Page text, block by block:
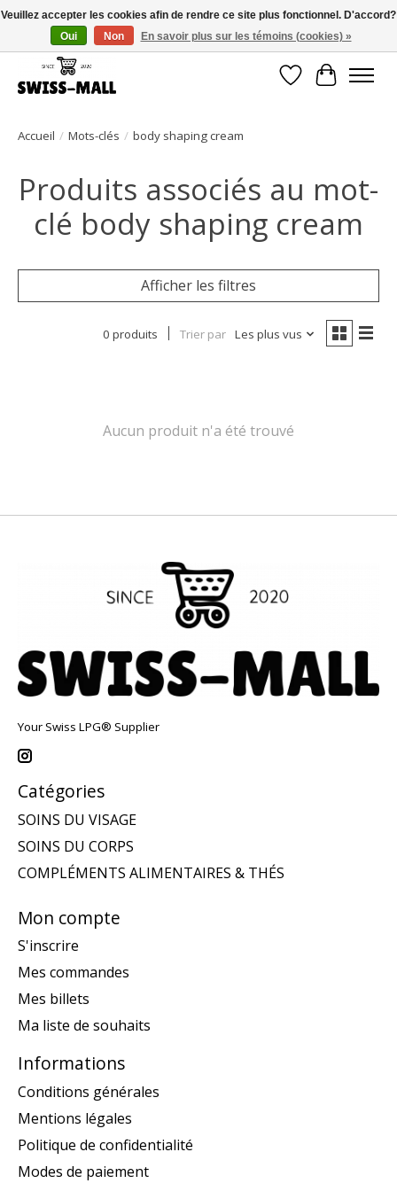
Livraison gratuite dès CHF 250 – livrée avec soin et fiabilité
Liste dePanier
Accueil / Mots-clés / body shaping cream
Produits associés au mot-
clé body shaping cream
Afficher les filtres
0 produits Trier par Les plus vus
Aucun produit n'a été trouvé
Your Swiss LPG® Supplier
Catégories
SOINS DU VISAGE
SOINS DU CORPS
COMPLÉMENTS ALIMENTAIRES & THÉS
Mon compte
S'inscrire
Mes commandes
Mes billets
Ma liste de souhaits
Informations
Conditions générales
Mentions légales
Politique de confidentialité
Modes de paiement
Veuillez accepter les cookies afin de rendre ce site plus fonctionnel. D'accord?
Oui
Non En savoir plus sur les témoins (cookies) »